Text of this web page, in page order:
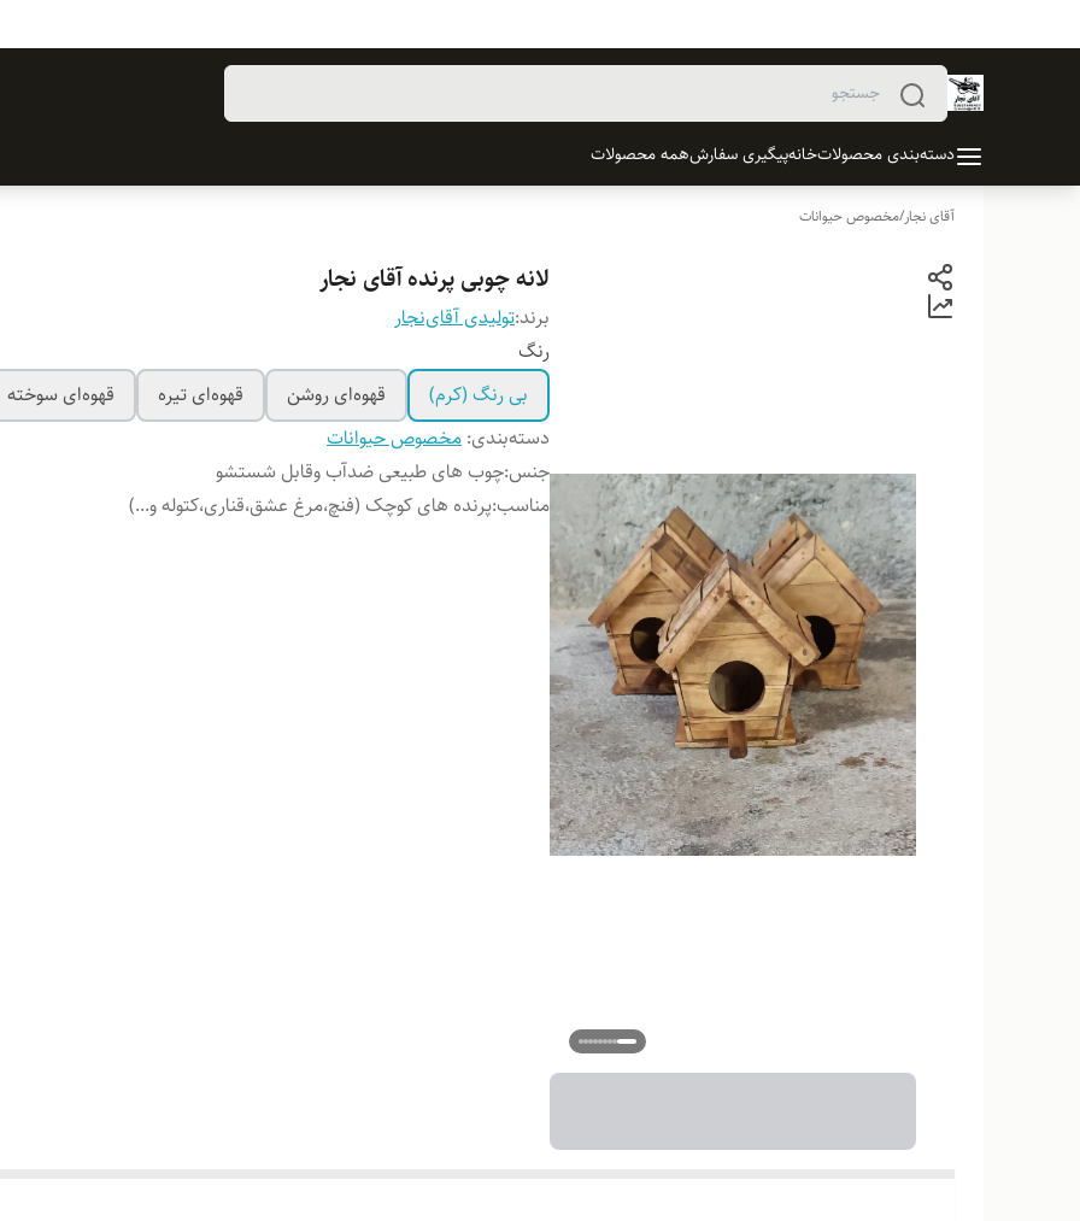
دسته‌بندی محصولاتخانهپیگیری سفارشهمه محصولات
آقای نجار/مخصوص حیوانات
لانه چوبی پرنده آقای نجار
برند:تولیدی آقای‌نجار
رنگ
بی رنگ (کرم)
قهوه‌ای روشن قهوه‌ای تیره
قهوه‌ای سوخته
دسته‌بندی: مخصوص حیوانات
جنس:چوب های طبیعی ضدآب وقابل شستشو
مناسب:پرنده های کوچک (فنچ،مرغ عشق،قناری،کتوله و...)